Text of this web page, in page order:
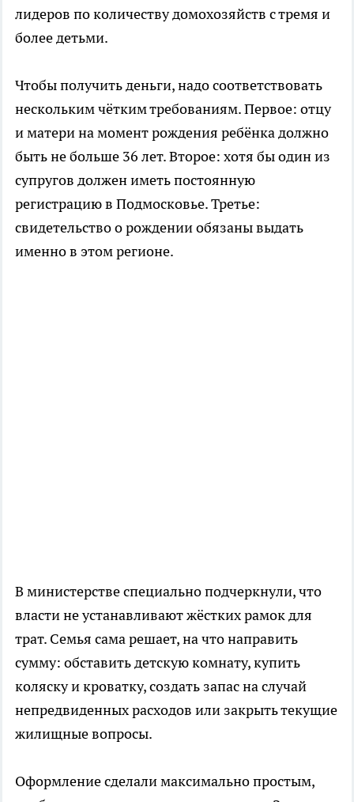
лидеров по количеству домохозяйств с тремя и
более детьми.
Чтобы получить деньги, надо соответствовать
нескольким чётким требованиям. Первое: отцу
и матери на момент рождения ребёнка должно
быть не больше 36 лет. Второе: хотя бы один из
супругов должен иметь постоянную
регистрацию в Подмосковье. Третье:
свидетельство о рождении обязаны выдать
именно в этом регионе.
В министерстве специально подчеркнули, что
власти не устанавливают жёстких рамок для
трат. Семья сама решает, на что направить
сумму: обставить детскую комнату, купить
коляску и кроватку, создать запас на случай
непредвиденных расходов или закрыть текущие
жилищные вопросы.
Оформление сделали максимально простым,